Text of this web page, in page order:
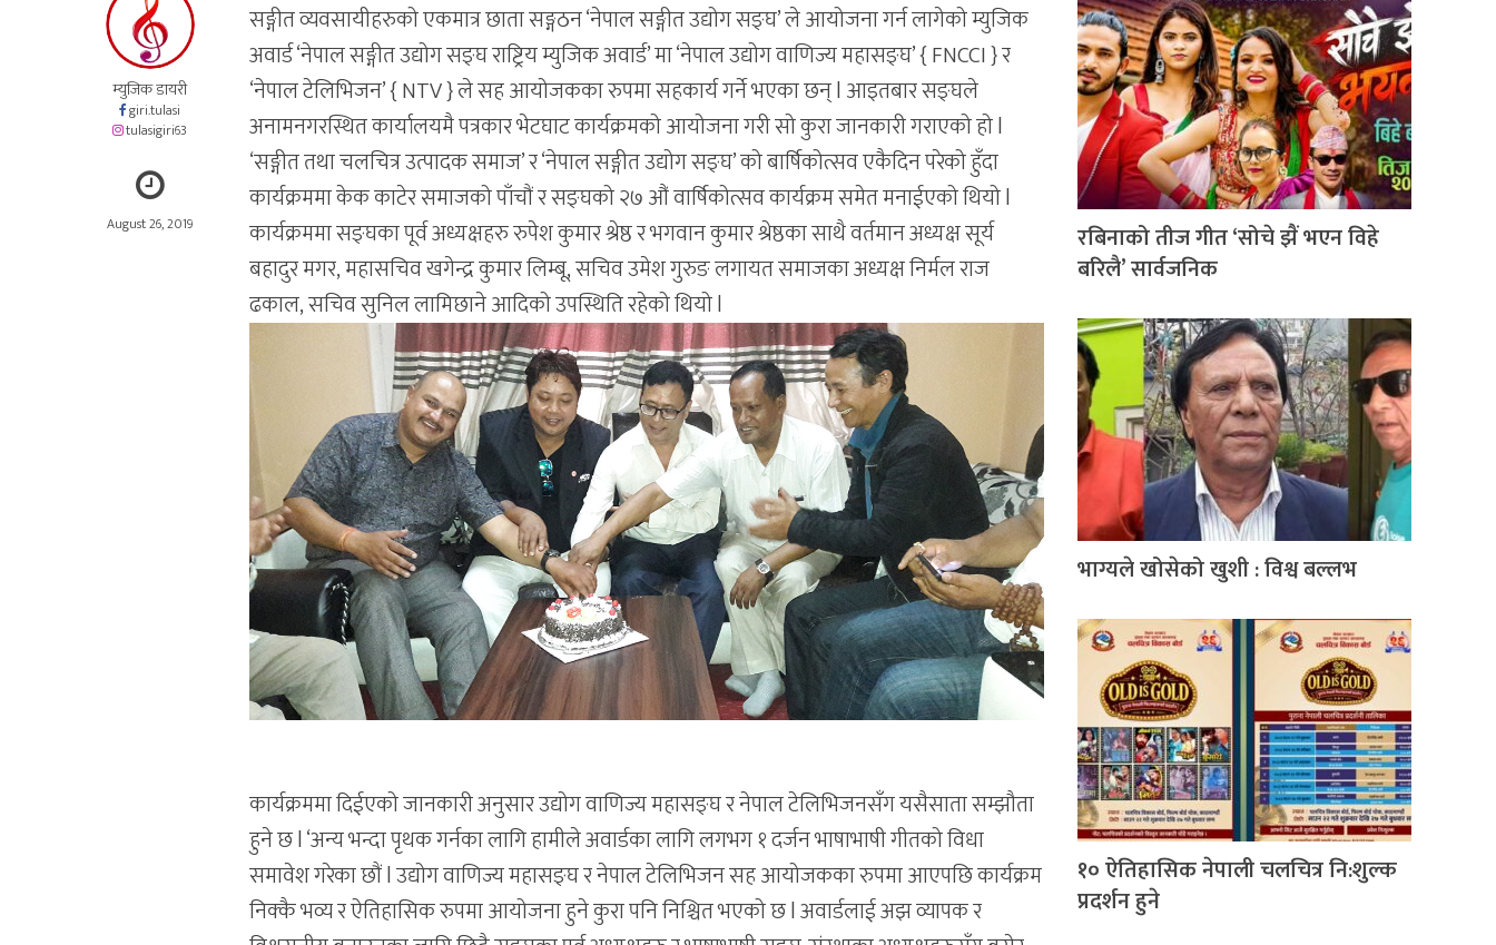
म्युजिक डायरी
giri.tulasi
tulasigiri63
August 26, 2019
सङ्गीत व्यवसायीहरुको एकमात्र छाता सङ्गठन ‘नेपाल सङ्गीत उद्योग सङ्घ’ ले आयोजना गर्न लागेको म्युजिक
अवार्ड ‘नेपाल सङ्गीत उद्योग सङ्घ राष्ट्रिय म्युजिक अवार्ड’ मा ‘नेपाल उद्योग वाणिज्य महासङ्घ’ { FNCCI } र
‘नेपाल टेलिभिजन’ { NTV } ले सह आयोजकका रुपमा सहकार्य गर्ने भएका छन् l आइतबार सङ्घले
अनामनगरस्थित कार्यालयमै पत्रकार भेटघाट कार्यक्रमको आयोजना गरी सो कुरा जानकारी गराएको हो l
‘सङ्गीत तथा चलचित्र उत्पादक समाज’ र ‘नेपाल सङ्गीत उद्योग सङ्घ’ को बार्षिकोत्सव एकैदिन परेको हुँदा
कार्यक्रममा केक काटेर समाजको पाँचौं र सङ्घको २७ औं वार्षिकोत्सव कार्यक्रम समेत मनाईएको थियो l
कार्यक्रममा सङ्घका पूर्व अध्यक्षहरु रुपेश कुमार श्रेष्ठ र भगवान कुमार श्रेष्ठका साथै वर्तमान अध्यक्ष सूर्य
बहादुर मगर, महासचिव खगेन्द्र कुमार लिम्बू, सचिव उमेश गुरुङ लगायत समाजका अध्यक्ष निर्मल राज
ढकाल, सचिव सुनिल लामिछाने आदिको उपस्थिति रहेको थियो l
कार्यक्रममा दिईएको जानकारी अनुसार उद्योग वाणिज्य महासङ्घ र नेपाल टेलिभिजनसँग यसैसाता सम्झौता
हुने छ l ‘अन्य भन्दा पृथक गर्नका लागि हामीले अवार्डका लागि लगभग १ दर्जन भाषाभाषी गीतको विधा
समावेश गरेका छौं l उद्योग वाणिज्य महासङ्घ र नेपाल टेलिभिजन सह आयोजकका रुपमा आएपछि कार्यक्रम
निक्कै भव्य र ऐतिहासिक रुपमा आयोजना हुने कुरा पनि निश्चित भएको छ l अवार्डलाई अझ व्यापक र
रबिनाको तीज गीत ‘सोचे झैं भएन विहे
बरिलै’ सार्वजनिक
भाग्यले खोसेको खुशी : विश्व बल्लभ
१० ऐतिहासिक नेपाली चलचित्र नि:शुल्क
प्रदर्शन हुने